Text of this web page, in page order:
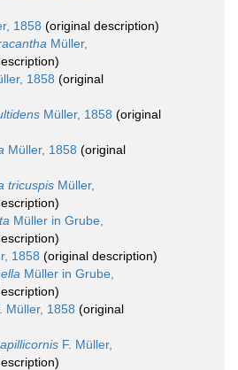
1858 (original description)
Müller,
1858 (original
Müller, 1858 (original
Müller, 1858 (original
tricuspis Müller,
Müller in Grube,
1858 (original description)
Müller in Grube,
Müller, 1858 (original
F. Müller,